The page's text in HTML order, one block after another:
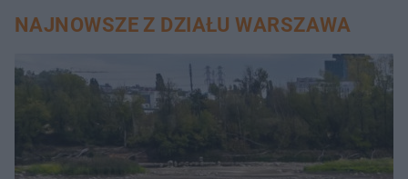
NAJNOWSZE Z DZIAŁU WARSZAWA